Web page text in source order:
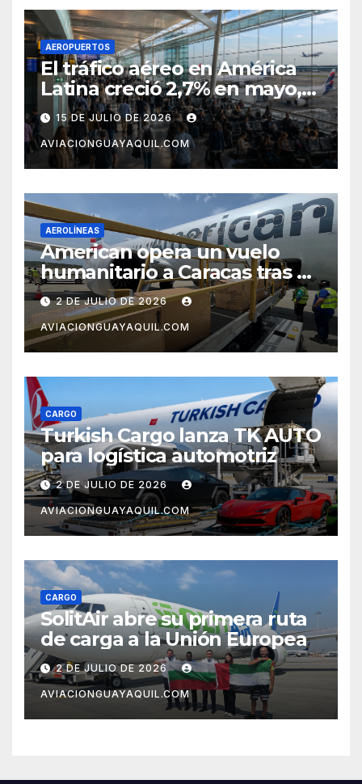
AEROPUERTOS
El tráfico aéreo en América
Latina creció 2,7% en mayo,
pero el mercado con EE.UU.
completa tres meses en
caída
15 DE JULIO DE 2026
AVIACIONGUAYAQUIL.COM
AEROLÍNEAS
American opera un vuelo
humanitario a Caracas tras el
terremoto en Venezuela
2 DE JULIO DE 2026
AVIACIONGUAYAQUIL.COM
CARGO
Turkish Cargo lanza TK AUTO
para logística automotriz
2 DE JULIO DE 2026
AVIACIONGUAYAQUIL.COM
CARGO
SolitAir abre su primera ruta
de carga a la Unión Europea
2 DE JULIO DE 2026
AVIACIONGUAYAQUIL.COM